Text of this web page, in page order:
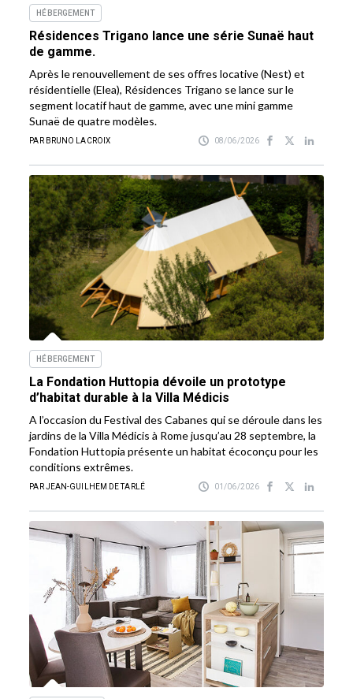
HÉBERGEMENT
Résidences Trigano lance une série Sunaë haut
de gamme.
Après le renouvellement de ses offres locative (Nest) et
résidentielle (Elea), Résidences Trigano se lance sur le
segment locatif haut de gamme, avec une mini gamme
Sunaë de quatre modèles.
PAR BRUNO LACROIX 08/06/2026
HÉBERGEMENT
La Fondation Huttopia dévoile un prototype
d’habitat durable à la Villa Médicis
A l’occasion du Festival des Cabanes qui se déroule dans les
jardins de la Villa Médicis à Rome jusqu’au 28 septembre, la
Fondation Huttopia présente un habitat écoconçu pour les
conditions extrêmes.
PAR JEAN-GUILHEM DE TARLÉ 01/06/2026